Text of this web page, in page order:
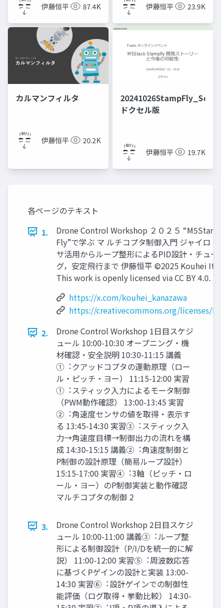
伊藤恒平 87.4K 伊藤恒平 23.9K
カルマンフィルタ
伊藤恒平 20.2K
ドクセル版
伊藤恒平 19.7K
各ページのテキスト
1.
Drone Control Workshop ２０２５
Fly”で学ぶ マ ルチコプタ制御⼊⾨ ジャイロ・
サ活⽤からループ整形によるPID設計・チュー
グ，安定⾶⾏まで 伊藤恒平 ©2025 Kouhei
This work is openly licensed via CC BY 4.0.
https://x.com/kouhei_kanazawa
https://creativecommons.org/licenses/
2.
Drone Control Workshop 1⽇⽬スケジ
ュール 10:00-10:30 オープニング・機
材確認・安全説明 10:30-11:15 講義
①︓クアッドコプタの運動原理（ロー
ル・ピッチ・ヨー） 11:15-12:00 実習
①︓スティック⼊⼒によるモータ制御
（PWM動作確認） 13:00-13:45 実習
②︓⾓速度センサの値を取得・表⽰す
る 13:45-14:30 実習③︓スティック⼊
⼒→⾓速度⽬標→制御出⼒の流れを構
成 14:30-15:15 講義②︓⾓速度制御と
P制御の設計原理（簡易ループ設計）
15:15-17:00 実習④︓3軸（ピッチ・ロ
ール・ヨー）のP制御実装と動作確認
マルチコプタの制御 2
3.
Drone Control Workshop 2⽇⽬スケジ
ュール 10:00-11:00 講義③︓ループ整
形による制御設計（P/I/Dを統⼀的に解
説） 11:00-12:00 実習⑤︓周波数応答
に基づくPゲインの設計と実装 13:00-
14:30 実習⑥︓設計ゲインでの制御性
能評価（ログ取得・挙動⽐較） 14:30-